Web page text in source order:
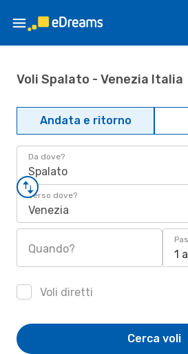
Voli Spalato - Venezia Italia
Andata e ritorno
Da dove?
Spalato
Verso dove?
Venezia
Quando? 1
Voli diretti
Cerca voli